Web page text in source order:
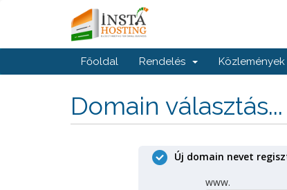
Főoldal Rendelés Közlemények
Domain választás...
Új domain nevet
www.